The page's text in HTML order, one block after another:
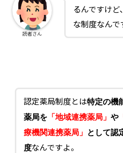
るんですけ
な制度なんで
読者さん
認定薬局制度とは特定の機
薬局を 「地域連携薬局」 や
療機関連携薬局」 として認
度なんですよ。